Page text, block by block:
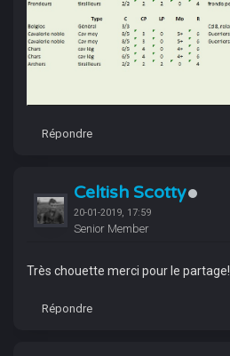
Répondre
Celtish Scotty
20-01-2019, 17:59
Senior Member
Très chouette merci pour le partage!
Répondre